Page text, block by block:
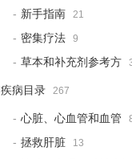
新手指南 21
密集疗法 9
草本和补充剂参考方
疾病目录 267
心脏、心血管和血管
拯救肝脏 13